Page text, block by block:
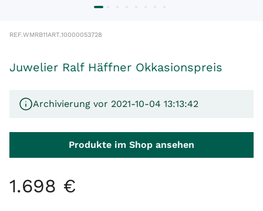
REF.WMRB11ART.10000053728
Juwelier Ralf Häffner Okkasionspreis
Archivierung vor 2021-10-04 13:13:42
Produkte im Shop ansehen
1.698 €